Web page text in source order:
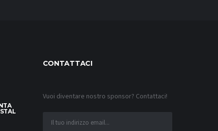
CONTATTACI
Vuoi diventare nostro sponsor? Contattaci!